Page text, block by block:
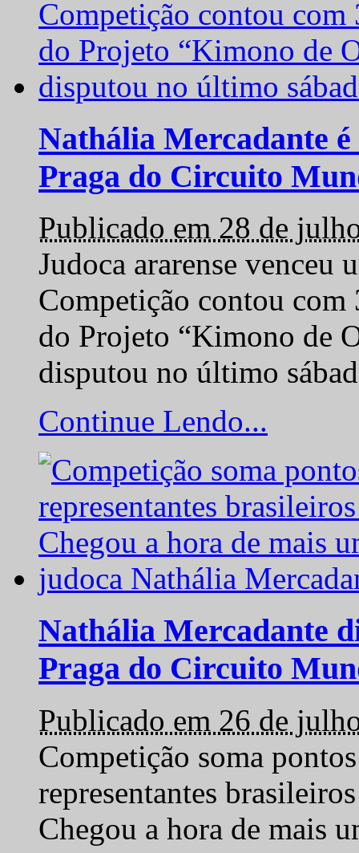
Nathália Mercadante
Praga do Circuito
Publicado em 28 de
Judoca ararense venceu
Competição contou com
do Projeto “Kimono de
disputou no último
Continue Lendo...
Nathália Mercadante
Praga do Circuito
Publicado em 26 de
Competição soma
representantes
Chegou a hora de mais